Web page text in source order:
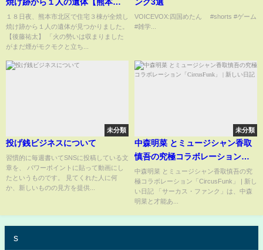
焼け跡から１人の遺体【熊本】
(26/04/19 12:00)
１８日夜、熊本市北区で住宅３棟が全焼し
焼け跡から１人の遺体が見つかりました。
【後藤祐太】 「火の勢いは収まりました
がまだ煙がモクモクと立ち...
ング3選
VOICEVOX:四国めたん #shorts #ゲーム
#雑学...
未分類
投げ銭ビジネスについて
習慣的に毎週書いてSNSに投稿している文
章を、 パワーポイントに貼って動画にし
たというものです。 見てくれた人に何
か、新しいものの見方を提供...
未分類
中森明菜 とミュージシャン香取
慎吾の究極コラボレーション
「CircusFunk」 | 新しい日記
中森明菜 とミュージシャン香取慎吾の究
極コラボレーション「CircusFunk」 | 新し
い日記 「サーカス・ファンク」は、中森
明菜と才能あ...
s